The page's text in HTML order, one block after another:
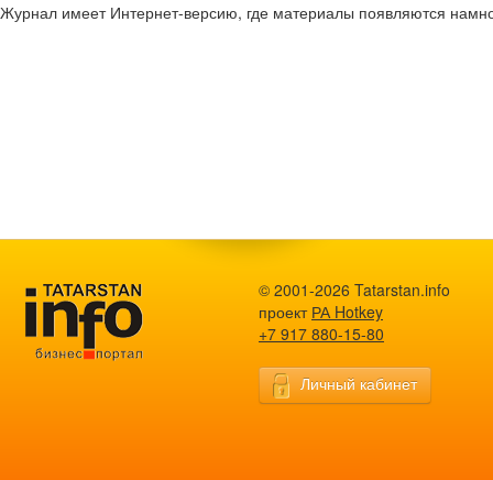
Журнал имеет Интернет-версию, где материалы появляются
© 2001-2026 Tatarstan.info
проект РА Hotkey
+7 917 880-15-80
Личный кабинет